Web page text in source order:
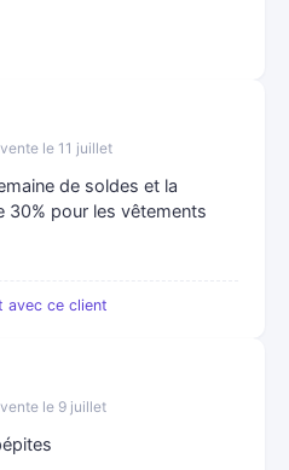
le 11 juillet
de soldes et la
30% pour les vêtements
avec ce client
le 9 juillet